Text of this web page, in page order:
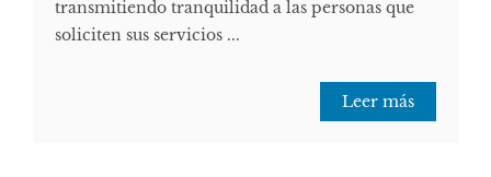
transmitiendo tranquilidad a las personas que
soliciten sus servicios ...
Leer más